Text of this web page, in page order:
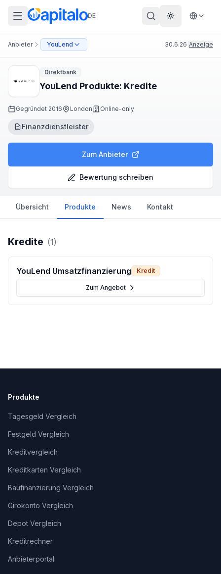
DE Theme
Anbieter YouLend 30.6.26 Anzeige
Direktbank
YouLend Produkte: Kredite
Gegründet 2016 London Online-only
Finanzdienstleister
Zum Anbieter
Bewertung schreiben
Übersicht Produkte News Kontakt
Kredite (1)
YouLend Umsatzfinanzierung Kredit
Zum Angebot
Produkte
Tagesgeld Vergleich
Festgeld Vergleich
Kreditvergleich
Kreditkarten Vergleich
Baufinanzierung Vergleich
Girokonto Vergleich
Depot Vergleich
Kreditrechner
Anbieterportal